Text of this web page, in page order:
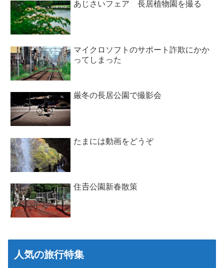
あじさいフェア 長居植物園を撮る
マイクロソフトのサポート詐欺にかか
ってしまった
厳冬の長居公園で撮影会
たまには動画をどうぞ
住𠮷公園新春散策
人気の旅行特集